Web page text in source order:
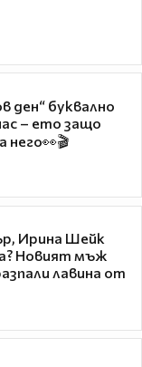
ден“ буквално
– ето защо
него👀🎬
Ирина Шейк
Новият мъж
лавина от